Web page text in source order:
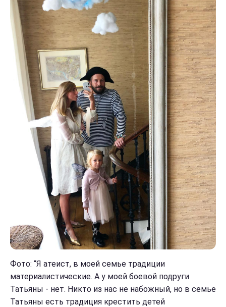
Фото: “Я атеист, в моей семье традиции
материалистические. А у моей боевой подруги
Татьяны - нет. Никто из нас не набожный, но в семье
Татьяны есть традиция крестить детей